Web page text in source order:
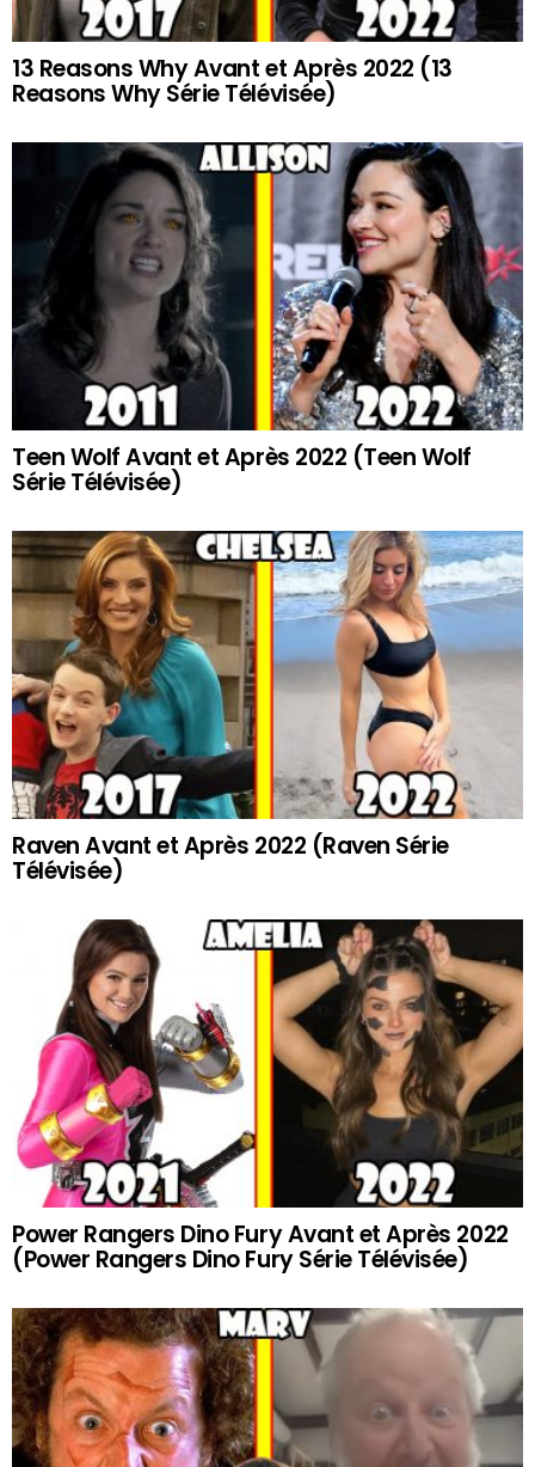
13 Reasons Why Avant et Après 2022 (13
Reasons Why Série Télévisée)
Teen Wolf Avant et Après 2022 (Teen Wolf
Série Télévisée)
Raven Avant et Après 2022 (Raven Série
Télévisée)
Power Rangers Dino Fury Avant et Après 2022
(Power Rangers Dino Fury Série Télévisée)